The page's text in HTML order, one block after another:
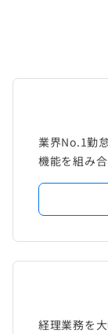
業界No.1勤
機能を組み
経理業務を